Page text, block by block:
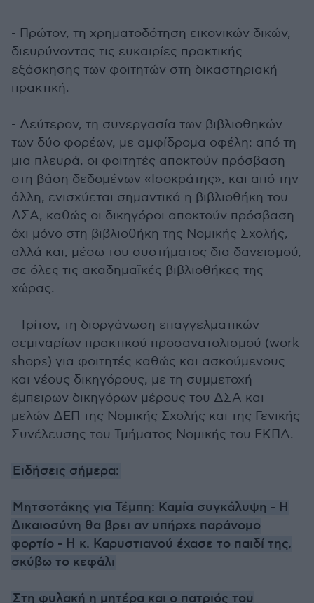
- Πρώτον, τη χρηματοδότηση εικονικών δικών,
διευρύνοντας τις ευκαιρίες πρακτικής
εξάσκησης των φοιτητών στη δικαστηριακή
πρακτική.
- Δεύτερον, τη συνεργασία των βιβλιοθηκών
των δύο φορέων, με αμφίδρομα οφέλη: από τη
μια πλευρά, οι φοιτητές αποκτούν πρόσβαση
στη βάση δεδομένων «Ισοκράτης», και από την
άλλη, ενισχύεται σημαντικά η βιβλιοθήκη του
ΔΣΑ, καθώς οι δικηγόροι αποκτούν πρόσβαση
όχι μόνο στη βιβλιοθήκη της Νομικής Σχολής,
αλλά και, μέσω του συστήματος δια δανεισμού,
σε όλες τις ακαδημαϊκές βιβλιοθήκες της
χώρας.
- Τρίτον, τη διοργάνωση επαγγελματικών
σεμιναρίων πρακτικού προσανατολισμού (work
shops) για φοιτητές καθώς και ασκούμενους
και νέους δικηγόρους, με τη συμμετοχή
έμπειρων δικηγόρων μέρους του ΔΣΑ και
μελών ΔΕΠ της Νομικής Σχολής και της Γενικής
Συνέλευσης του Τμήματος Νομικής του ΕΚΠΑ.
Ειδήσεις σήμερα:
Μητσοτάκης για Τέμπη: Καμία συγκάλυψη - Η
Δικαιοσύνη θα βρει αν υπήρχε παράνομο
φορτίο - Η κ. Καρυστιανού έχασε το παιδί της,
σκύβω το κεφάλι
Στη φυλακή η μητέρα και ο πατριός του